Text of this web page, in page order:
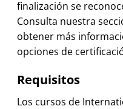
finalización se
Consulta nuestra
obtener más
opciones de
Requisitos
Los cursos de